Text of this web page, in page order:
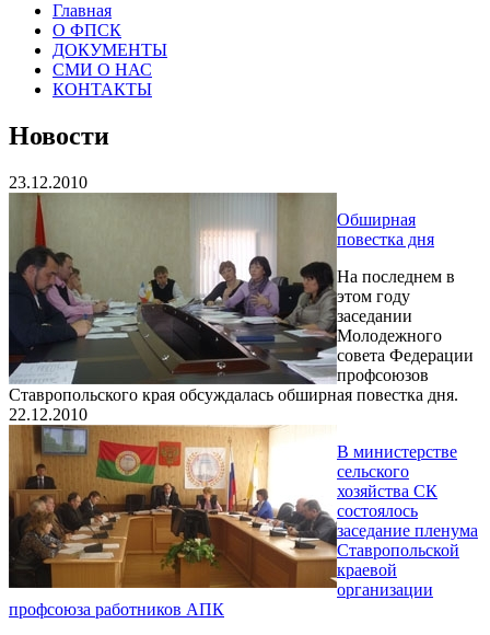
Главная
О ФПСК
ДОКУМЕНТЫ
СМИ О НАС
КОНТАКТЫ
Новости
23.12.2010
Обширная
повестка дня
На последнем в
этом году
заседании
Молодежного
совета Федерации
профсоюзов
Ставропольского края обсуждалась обширная повестка дня.
22.12.2010
В министерстве
сельского
хозяйства СК
состоялось
заседание пленума
Ставропольской
краевой
организации
профсоюза работников АПК